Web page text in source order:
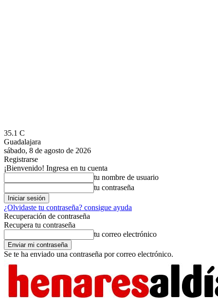
35.1 C
Guadalajara
sábado, 8 de agosto de 2026
Registrarse
¡Bienvenido! Ingresa en tu cuenta
tu nombre de usuario
tu contraseña
¿Olvidaste tu contraseña? consigue ayuda
Recuperación de contraseña
Recupera tu contraseña
tu correo electrónico
Se te ha enviado una contraseña por correo electrónico.